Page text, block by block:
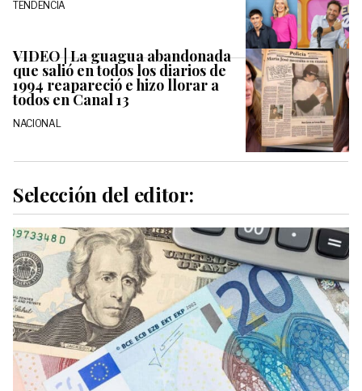
TENDENCIA
VIDEO | La guagua abandonada
que salió en todos los diarios de
1994 reapareció e hizo llorar a
todos en Canal 13
NACIONAL
Selección del editor: